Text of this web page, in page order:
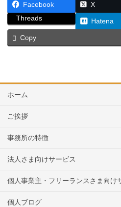
Facebook X
Threads
Hatena
Copy
ホーム
ご挨拶
事務所の特徴
法人さま向けサービス
個人事業主・フリーランスさま向け
個人ブログ